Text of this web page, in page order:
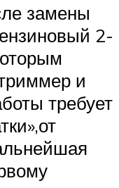
замены
2-
и
требует